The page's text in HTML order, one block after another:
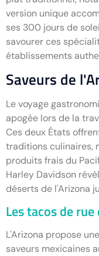
version unique
ses 300 jours de
savourer ces
établissements
Saveurs de
Le voyage
apogée lors de la
Ces deux États
traditions culinaires,
produits frais du
Harley Davidson
déserts de l'Arizona
Les tacos de
L'Arizona propose
saveurs mexicaines